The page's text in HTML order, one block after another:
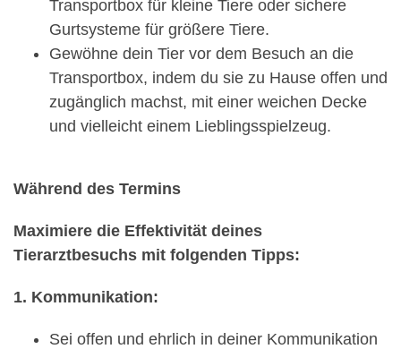
Transportbox für kleine Tiere oder sichere
Gurtsysteme für größere Tiere.
Gewöhne dein Tier vor dem Besuch an die
Transportbox, indem du sie zu Hause offen und
zugänglich machst, mit einer weichen Decke
und vielleicht einem Lieblingsspielzeug.
Während des Termins
Maximiere die Effektivität deines
Tierarztbesuchs mit folgenden Tipps:
1. Kommunikation:
Sei offen und ehrlich in deiner Kommunikation